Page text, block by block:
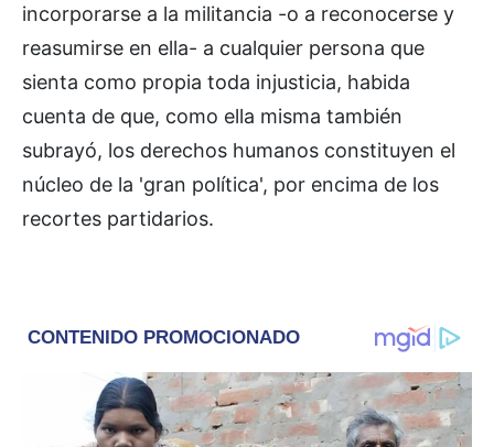
incorporarse a la militancia -o a reconocerse y
reasumirse en ella- a cualquier persona que
sienta como propia toda injusticia, habida
cuenta de que, como ella misma también
subrayó, los derechos humanos constituyen el
núcleo de la 'gran política', por encima de los
recortes partidarios.